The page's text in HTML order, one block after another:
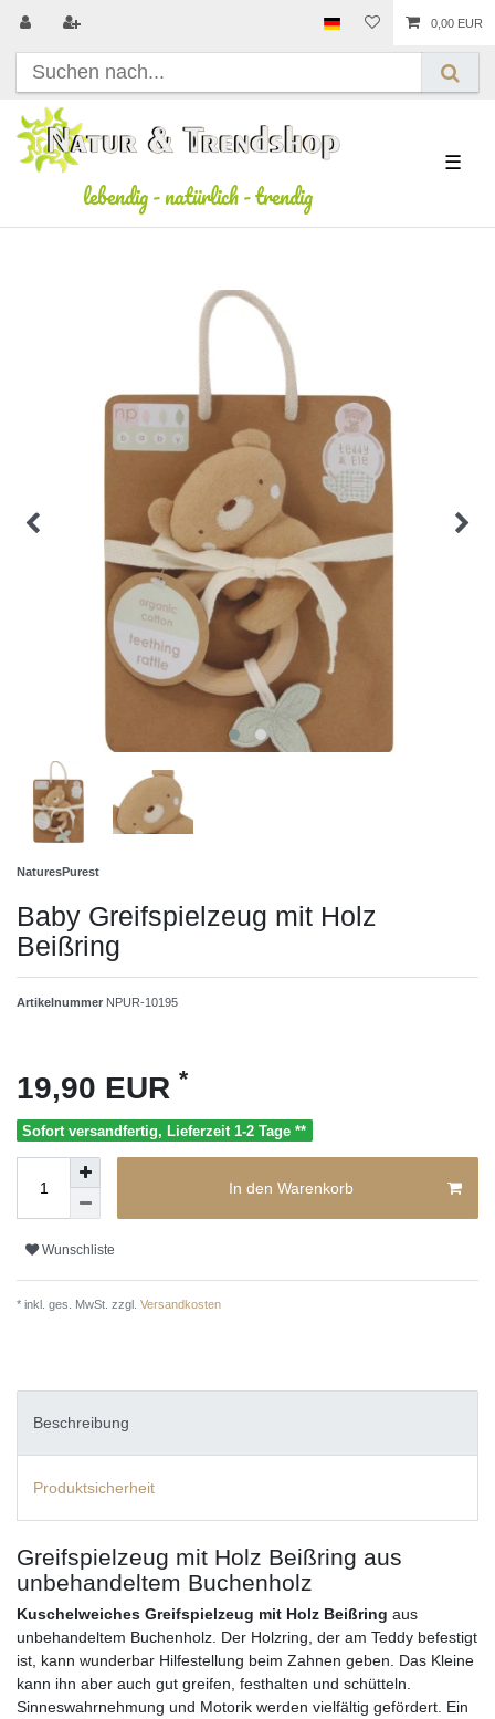
0,00 EUR
lebendig-natürlich-trendig
☰
NaturesPurest
Baby Greifspielzeug mit Holz
Beißring
Artikelnummer NPUR-10195
19,90 EUR *
Sofort versandfertig, Lieferzeit 1-2 Tage **
In den Warenkorb
Wunschliste
* inkl. ges. MwSt. zzgl. Versandkosten
Beschreibung
Produktsicherheit
Greifspielzeug mit Holz Beißring aus
unbehandeltem Buchenholz
Kuschelweiches Greifspielzeug mit Holz Beißring aus
unbehandeltem Buchenholz. Der Holzring, der am Teddy befestigt
ist, kann wunderbar Hilfestellung beim Zahnen geben. Das Kleine
kann ihn aber auch gut greifen, festhalten und schütteln.
Sinneswahrnehmung und Motorik werden vielfältig gefördert. Ein